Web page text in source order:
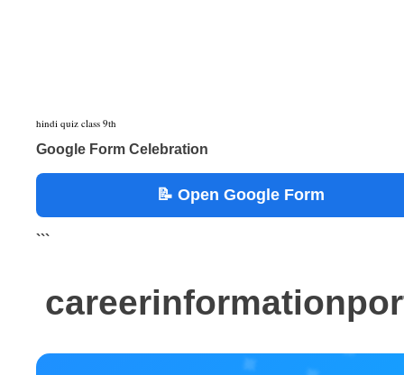
hindi quiz class 9th
Google Form Celebration
📝 Open Google Form
```